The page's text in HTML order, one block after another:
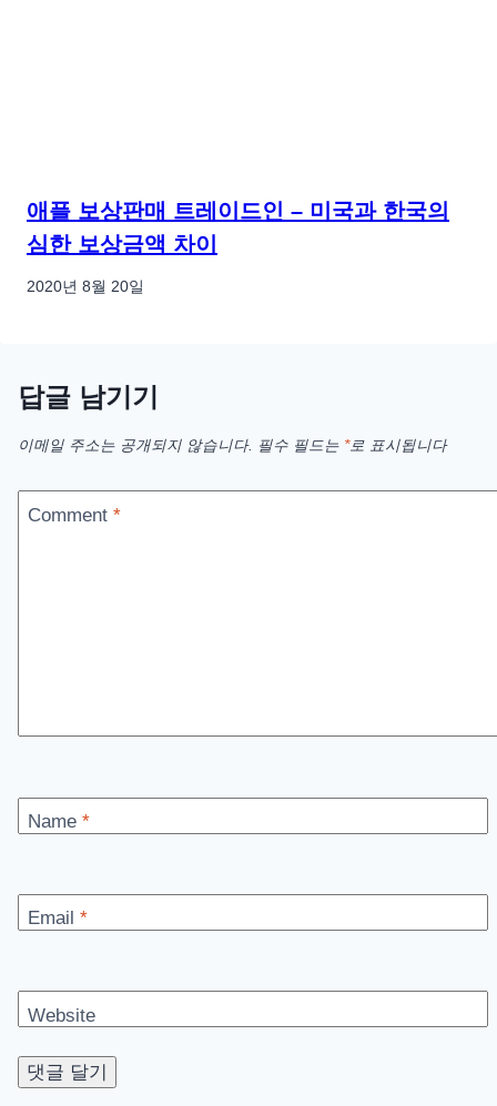
애플 보상판매 트레이드인 – 미국과 한국의
심한 보상금액 차이
2020년 8월 20일
답글 남기기
이메일 주소는 공개되지 않습니다. 필수 필드는 *로 표시됩니다
Comment *
Name *
Email *
Website